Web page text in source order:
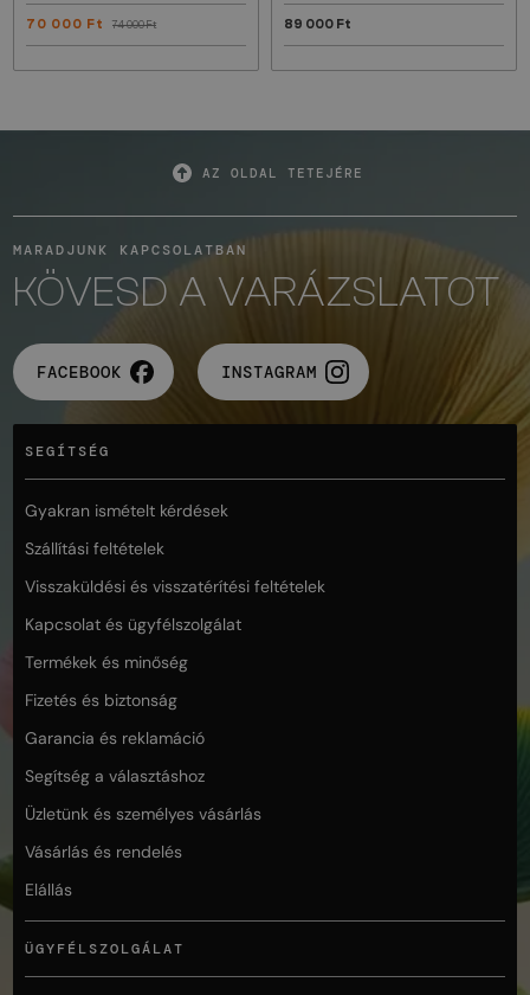
70 000 Ft 74 000 Ft 89 000 Ft
AZ OLDAL TETEJÉRE
MARADJUNK KAPCSOLATBAN
KÖVESD A VARÁZSLATOT
FACEBOOK INSTAGRAM
SEGÍTSÉG
Gyakran ismételt kérdések
Szállítási feltételek
Visszaküldési és visszatérítési feltételek
Kapcsolat és ügyfélszolgálat
Termékek és minőség
Fizetés és biztonság
Garancia és reklamáció
Segítség a választáshoz
Üzletünk és személyes vásárlás
Vásárlás és rendelés
Elállás
ÜGYFÉLSZOLGÁLAT